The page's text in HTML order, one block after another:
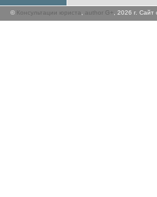
© Консультации юриста author G+ , 2026 г.